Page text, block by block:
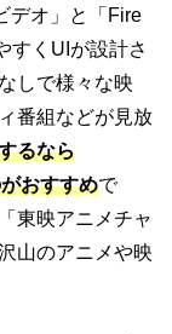
デオ」と「Fire
すくUIが設計さ
しで様々な映
番組などが見放
るなら
おすすめで
東映アニメチャ
山のアニメや映